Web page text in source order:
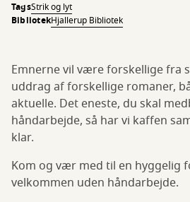
TagsStrik og lyt
BibliotekHjallerup Bibliotek
Emnerne vil være forskellige fra
uddrag af forskellige romaner,
aktuelle. Det eneste, du skal
håndarbejde, så har vi kaffen
klar.
Kom og vær med til en hyggelig
velkommen uden håndarbejde.